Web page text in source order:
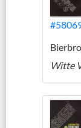
Witte